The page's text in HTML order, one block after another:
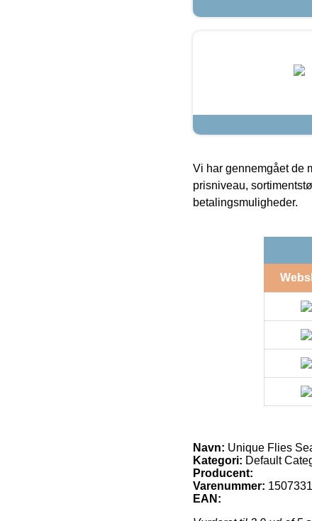
Vi har gennemgået de
prisniveau,
betalingsmuligheder.
Navn: Unique Flies
Kategori: Default
Producent:
Varenummer:
EAN: